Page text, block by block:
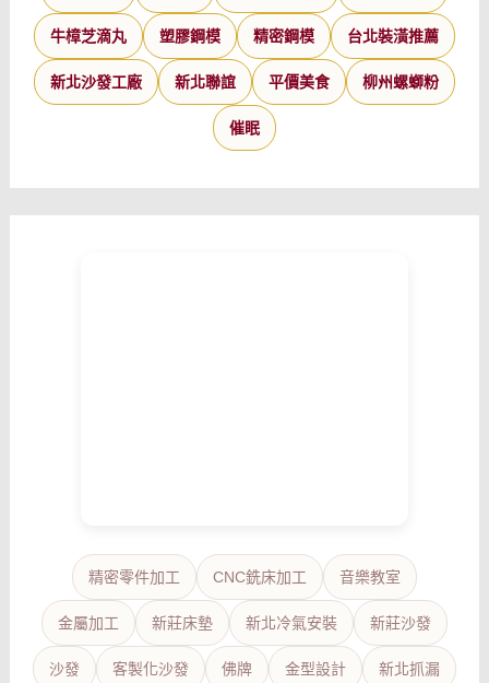
牛樟芝滴丸 塑膠鋼模 精密鋼模 台北裝潢推薦
新北沙發工廠 新北聯誼 平價美食 柳州螺螄粉
催眠
精密零件加工 CNC銑床加工 音樂教室
金屬加工 新莊床墊 新北冷氣安裝 新莊沙發
沙發 客製化沙發 佛牌 金型設計 新北抓漏